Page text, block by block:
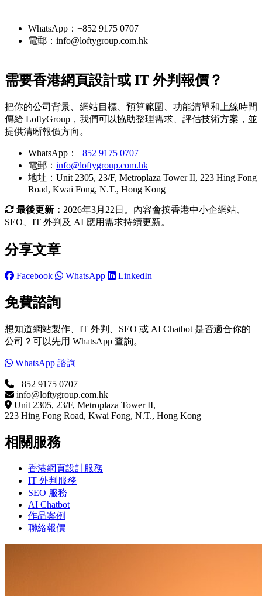
WhatsApp：+852 9175 0707
電郵：info@loftygroup.com.hk
需要香港網頁設計或 IT 外判報價？
把你的公司背景、網站目標、預算範圍、功能清單和上線時間
傳給 LoftyGroup，我們可以協助整理需求、評估技術方案，並
提供清晰報價方向。
WhatsApp： +852 9175 0707
電郵： info@loftygroup.com.hk
地址：Unit 2305, 23/F, Metroplaza Tower II, 223 Hing Fong
Road, Kwai Fong, N.T., Hong Kong
最後更新： 2026年3月22日。內容會按香港中小企網站、
SEO、IT 外判及 AI 應用需求持續更新。
分享文章
Facebook WhatsApp LinkedIn
免費諮詢
想知道網站製作、IT 外判、SEO 或 AI Chatbot 是否適合你的
公司？可以先用 WhatsApp 查詢。
WhatsApp 諮詢
+852 9175 0707
info@loftygroup.com.hk
Unit 2305, 23/F, Metroplaza Tower II,
223 Hing Fong Road, Kwai Fong, N.T., Hong Kong
相關服務
香港網頁設計服務
IT 外判服務
SEO 服務
AI Chatbot
作品案例
聯絡報價